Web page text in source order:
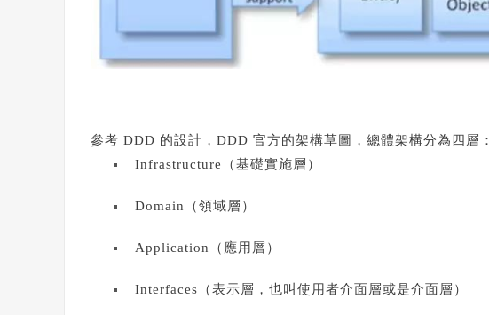
參考 DDD 的設計，DDD 官方的架構草圖，總體架構分為四層：
Infrastructure（基礎實施層）
Domain（領域層）
Application（應用層）
Interfaces（表示層，也叫使用者介面層或是介面層）